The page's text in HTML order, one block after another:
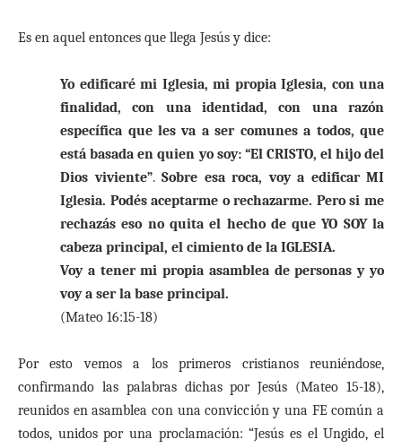
Es en aquel entonces que llega Jesús y dice:
Yo edificaré mi Iglesia, mi propia Iglesia, con una
finalidad, con una identidad, con una razón
específica que les va a ser comunes a todos, que
está basada en quien yo soy: “El CRISTO, el hijo del
Dios viviente”.Sobre esa roca, voy a edificar MI
Iglesia. Podés aceptarme o rechazarme. Pero si me
rechazás eso no quita el hecho de que YO SOY la
cabeza principal, el cimiento de la IGLESIA.
Voy a tener mi propia asamblea de personas y yo
voy a ser la base principal.
(Mateo 16:15-18)
Por esto vemos a los primeros cristianos reuniéndose,
confirmando las palabras dichas por Jesús (Mateo 15-18),
reunidos en asamblea con una convicción y una FE común a
todos, unidos por una proclamación: “Jesús es el Ungido, el